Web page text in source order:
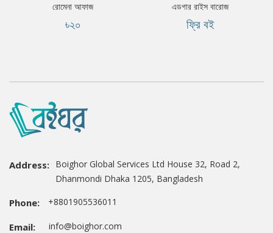
রোমেনা আফাজ
৳২০
এডগার রাইস বারোজ
ফ্রি বই
Address: Boighor Global Services Ltd House 32, Road 2,
Dhanmondi Dhaka 1205, Bangladesh
Phone: +8801905536011
Email: info@boighor.com